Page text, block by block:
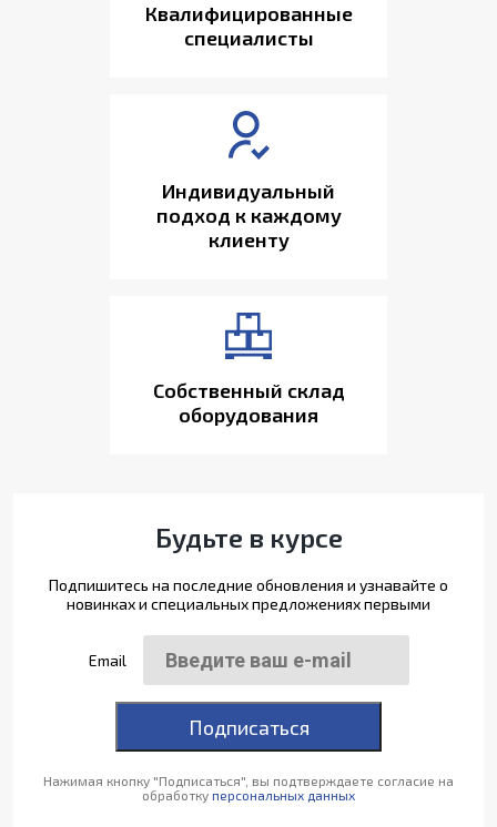
Квалифицированные
специалисты
Индивидуальный
подход к каждому
клиенту
Собственный склад
оборудования
Будьте в курсе
Подпишитесь на последние обновления и узнавайте о
новинках и специальных предложениях первыми
Email
Подписаться
Нажимая кнопку "Подписаться", вы подтверждаете согласие на
обработку персональных данных